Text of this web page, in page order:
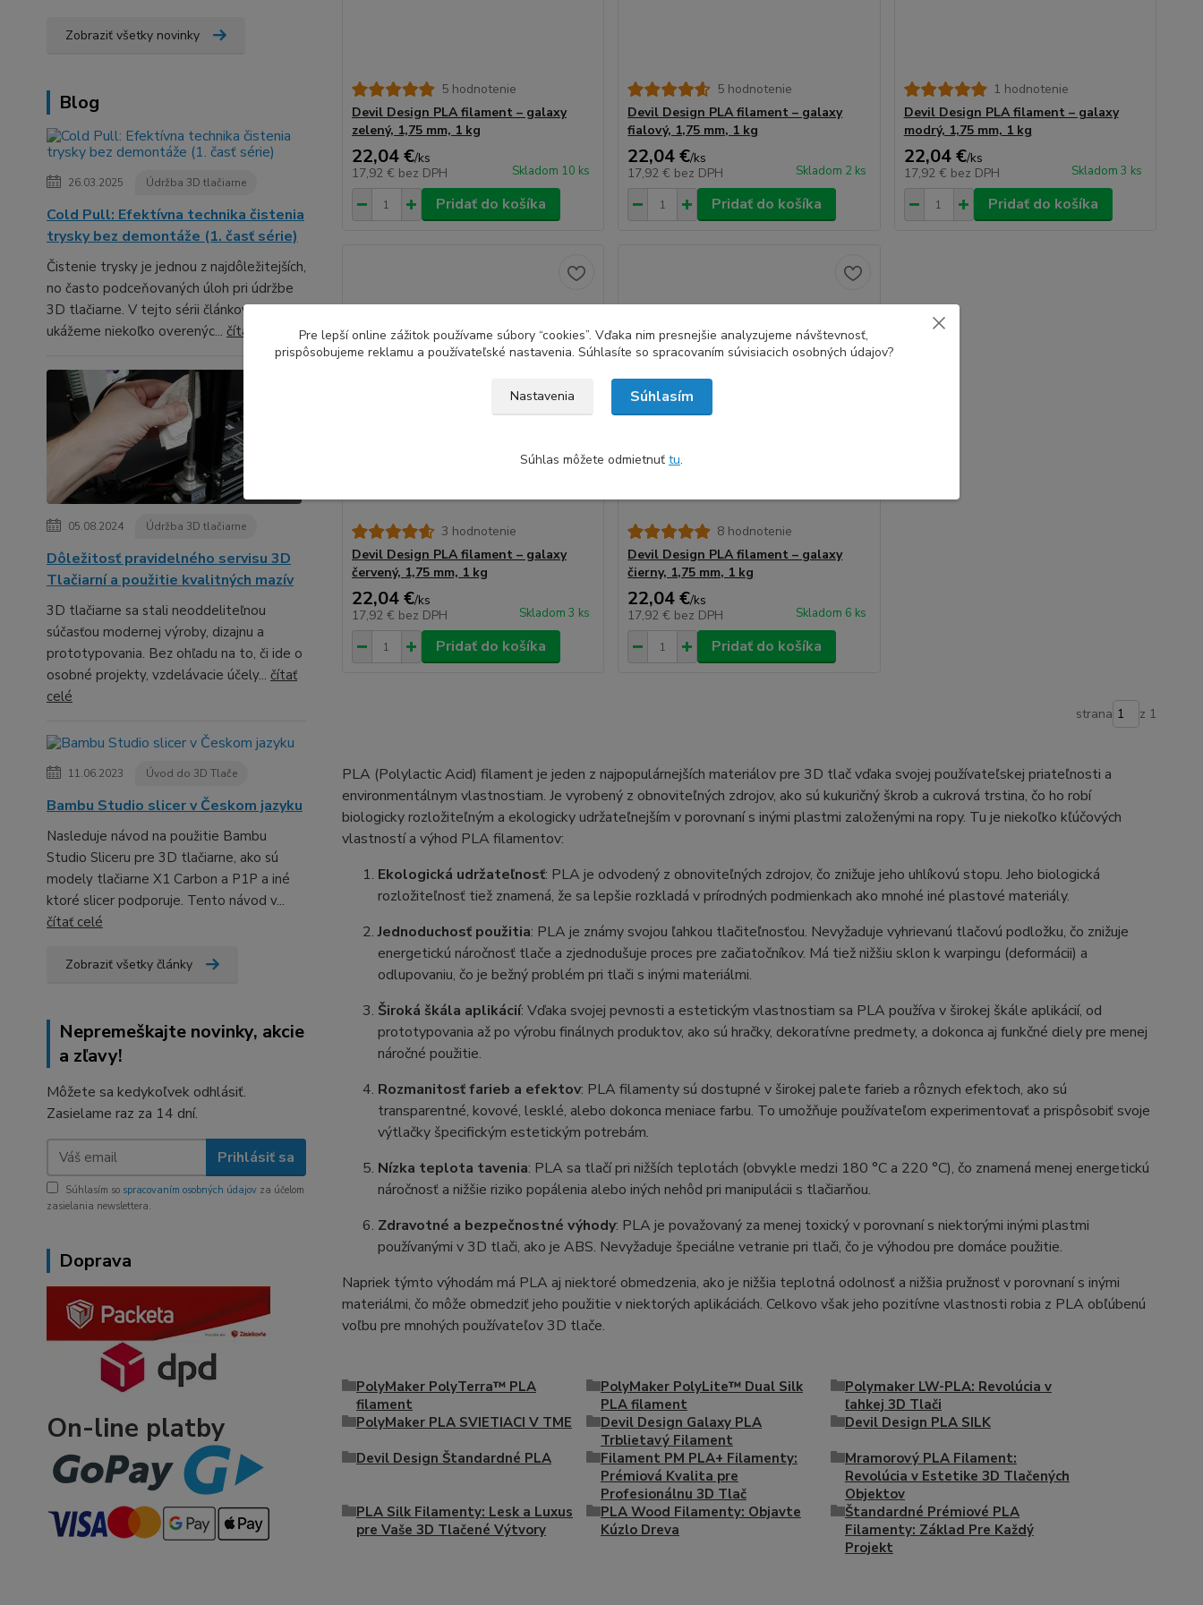
Zobraziť všetky novinky
Blog
26.03.2025 Údržba 3D tlačiarne
Cold Pull: Efektívna technika čistenia
trysky bez demontáže (1. časť série)
Čistenie trysky je jednou z najdôležitejších,
no často podceňovaných úloh pri údržbe
3D tlačiarne. V tejto sérii článkov ti
ukážeme niekoľko overenýc... čítať celé
05.08.2024 Údržba 3D tlačiarne
Dôležitosť pravidelného servisu 3D
Tlačiarní a použitie kvalitných mazív
3D tlačiarne sa stali neoddeliteľnou
súčasťou modernej výroby, dizajnu a
prototypovania. Bez ohľadu na to, či ide o
osobné projekty, vzdelávacie účely... čítať
celé
11.06.2023 Úvod do 3D Tlače
Bambu Studio slicer v Českom jazyku
Nasleduje návod na použitie Bambu
Studio Sliceru pre 3D tlačiarne, ako sú
modely tlačiarne X1 Carbon a P1P a iné
ktoré slicer podporuje. Tento návod v...
čítať celé
Zobraziť všetky články
Nepremeškajte novinky, akcie
a zľavy!
Môžete sa kedykoľvek odhlásiť.
Zasielame raz za 14 dní.
Prihlásiť sa
Súhlasím so spracovaním osobných údajov za účelom
zasielania newslettera.
Doprava
On-line platby
5 hodnotenie
Devil Design PLA filament – galaxy
zelený, 1,75 mm, 1 kg
22,04 €/ks
17,92 € bez DPH Skladom 10 ks
Pridať do košíka
5 hodnotenie
Devil Design PLA filament – galaxy
fialový, 1,75 mm, 1 kg
22,04 €/ks
17,92 € bez DPH Skladom 2 ks
Pridať do košíka
1 hodnotenie
Devil Design PLA filament – galaxy
modrý, 1,75 mm, 1 kg
22,04 €/ks
17,92 € bez DPH Skladom 3 ks
Pridať do košíka
3 hodnotenie
Devil Design PLA filament – galaxy
červený, 1,75 mm, 1 kg
22,04 €/ks
17,92 € bez DPH Skladom 3 ks
Pridať do košíka
8 hodnotenie
Devil Design PLA filament – galaxy
čierny, 1,75 mm, 1 kg
22,04 €/ks
17,92 € bez DPH Skladom 6 ks
Pridať do košíka
strana z 1
PLA (Polylactic Acid) filament je jeden z najpopulárnejších materiálov pre 3D tlač vďaka svojej používateľskej priateľnosti a
environmentálnym vlastnostiam. Je vyrobený z obnoviteľných zdrojov, ako sú kukuričný škrob a cukrová trstina, čo ho robí
biologicky rozložiteľným a ekologicky udržateľnejším v porovnaní s inými plastmi založenými na ropy. Tu je niekoľko kľúčových
vlastností a výhod PLA filamentov:
Ekologická udržateľnosť: PLA je odvodený z obnoviteľných zdrojov, čo znižuje jeho uhlíkovú stopu. Jeho biologická
rozložiteľnosť tiež znamená, že sa lepšie rozkladá v prírodných podmienkach ako mnohé iné plastové materiály.
Jednoduchosť použitia: PLA je známy svojou ľahkou tlačiteľnosťou. Nevyžaduje vyhrievanú tlačovú podložku, čo znižuje
energetickú náročnosť tlače a zjednodušuje proces pre začiatočníkov. Má tiež nižšiu sklon k warpingu (deformácii) a
odlupovaniu, čo je bežný problém pri tlači s inými materiálmi.
Široká škála aplikácií: Vďaka svojej pevnosti a estetickým vlastnostiam sa PLA používa v širokej škále aplikácií, od
prototypovania až po výrobu finálnych produktov, ako sú hračky, dekoratívne predmety, a dokonca aj funkčné diely pre menej
náročné použitie.
Rozmanitosť farieb a efektov: PLA filamenty sú dostupné v širokej palete farieb a rôznych efektoch, ako sú
transparentné, kovové, lesklé, alebo dokonca meniace farbu. To umožňuje používateľom experimentovať a prispôsobiť svoje
výtlačky špecifickým estetickým potrebám.
Nízka teplota tavenia: PLA sa tlačí pri nižších teplotách (obvykle medzi 180 °C a 220 °C), čo znamená menej energetickú
náročnosť a nižšie riziko popálenia alebo iných nehôd pri manipulácii s tlačiarňou.
Zdravotné a bezpečnostné výhody: PLA je považovaný za menej toxický v porovnaní s niektorými inými plastmi
používanými v 3D tlači, ako je ABS. Nevyžaduje špeciálne vetranie pri tlači, čo je výhodou pre domáce použitie.
Napriek týmto výhodám má PLA aj niektoré obmedzenia, ako je nižšia teplotná odolnosť a nižšia pružnosť v porovnaní s inými
materiálmi, čo môže obmedziť jeho použitie v niektorých aplikáciách. Celkovo však jeho pozitívne vlastnosti robia z PLA obľúbenú
voľbu pre mnohých používateľov 3D tlače.
PolyMaker PolyTerra™ PLA
filament
PolyMaker PolyLite™ Dual Silk
PLA filament
Polymaker LW-PLA: Revolúcia v
ľahkej 3D Tlači
PolyMaker PLA SVIETIACI V TME
Devil Design Galaxy PLA
Trblietavý Filament
Devil Design PLA SILK
Devil Design Štandardné PLA
Filament PM PLA+ Filamenty:
Prémiová Kvalita pre
Profesionálnu 3D Tlač
Mramorový PLA Filament:
Revolúcia v Estetike 3D Tlačených
Objektov
PLA Silk Filamenty: Lesk a Luxus
pre Vaše 3D Tlačené Výtvory
PLA Wood Filamenty: Objavte
Kúzlo Dreva
Štandardné Prémiové PLA
Filamenty: Základ Pre Každý
Projekt
Pre lepší online zážitok používame súbory “cookies”. Vďaka nim presnejšie analyzujeme návštevnosť,
prispôsobujeme reklamu a používateľské nastavenia. Súhlasíte so spracovaním súvisiacich osobných údajov?
Nastavenia Súhlasím
Súhlas môžete odmietnuť tu.